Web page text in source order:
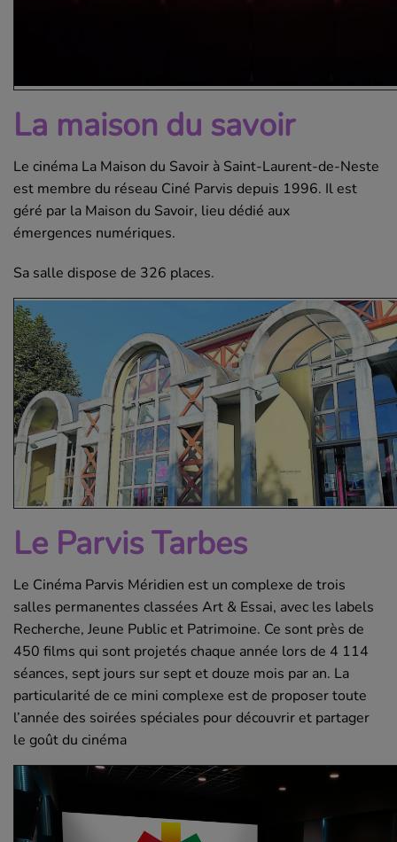
La maison du savoir
Le cinéma La Maison du Savoir à Saint-Laurent-de-Neste
est membre du réseau Ciné Parvis depuis 1996. Il est
géré par la Maison du Savoir, lieu dédié aux
émergences numériques.
Sa salle dispose de 326 places.
Le Parvis Tarbes
Le Cinéma Parvis Méridien est un complexe de trois
salles permanentes classées Art & Essai, avec les labels
Recherche, Jeune Public et Patrimoine. Ce sont près de
450 films qui sont projetés chaque année lors de 4 114
séances, sept jours sur sept et douze mois par an. La
particularité de ce mini complexe est de proposer toute
l’année des soirées spéciales pour découvrir et partager
le goût du cinéma